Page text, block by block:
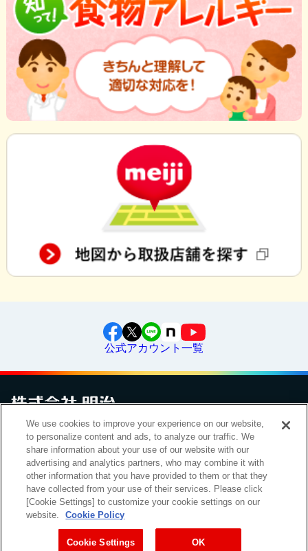
公式アカウント一覧
お問い合わせ サイトマップ個人情報保護について電子公告
アクセシビリティへの対応方針ご利用規約明治グループのDX
Cookie Settings
明治ホールディングス株式会社 （ ｜ 簡体 ）
Meiji Seika ファルマ株式会社
We use cookies to improve your experience on our website,
to personalize content and ads, to analyze our traffic. We
share information about your use of our website with our
advertising and analytics partners, who may combine it with
other information that you have provided to them or that they
have collected from your use of their services. Please click
[Cookie Settings] to customize your cookie settings on our
website.
Cookie Policy
Cookie Settings OK